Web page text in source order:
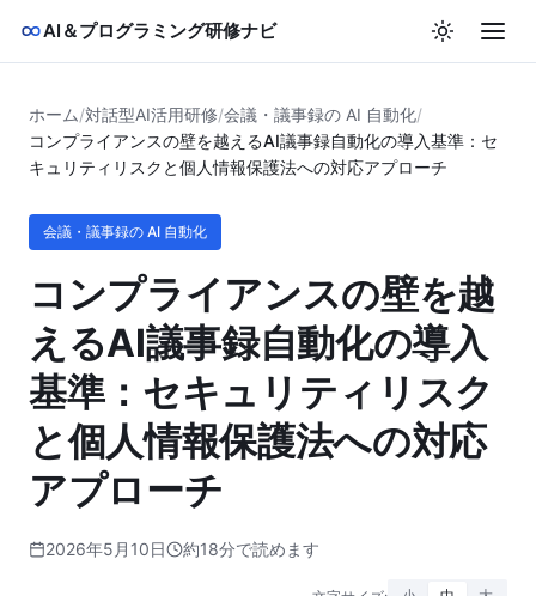
AI＆プログラミング研修ナビ
ホーム/対話型AI活用研修/会議・議事録の AI 自動化/
コンプライアンスの壁を越えるAI議事録自動化の導入基準：セ
キュリティリスクと個人情報保護法への対応アプローチ
会議・議事録の AI 自動化
コンプライアンスの壁を越
えるAI議事録自動化の導入
基準：セキュリティリスク
と個人情報保護法への対応
アプローチ
2026年5月10日 約18分で読めます